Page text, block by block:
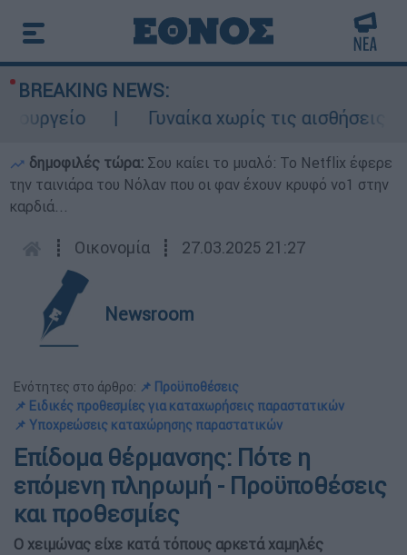
BREAKING NEWS:
Γυναίκα χωρίς τις αισθήσεις
δημοφιλές τώρα: Σου καίει το μυαλό: Το Netflix έφερε
την ταινιάρα του Νόλαν που οι φαν έχουν κρυφό νο1 στην
καρδιά...
┋ Οικονομία ┋ 27.03.2025 21:27
Newsroom
Ενότητες στο άρθρο: 📌 Προϋποθέσεις
📌 Ειδικές προθεσμίες για καταχωρήσεις παραστατικών
📌 Υποχρεώσεις καταχώρησης παραστατικών
Επίδομα θέρμανσης: Πότε η
επόμενη πληρωμή - Προϋποθέσεις
και προθεσμίες
Ο χειμώνας είχε κατά τόπους αρκετά χαμηλές